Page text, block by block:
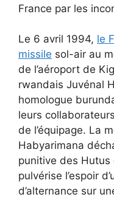
France par les
Le 6 avril 1994, le
missile sol-air au
de l’aéroport de
rwandais Juvénal
homologue
leurs
de l’équipage. La
Habyarimana
punitive des Hutus
pulvérise l’espoir
d’alternance sur